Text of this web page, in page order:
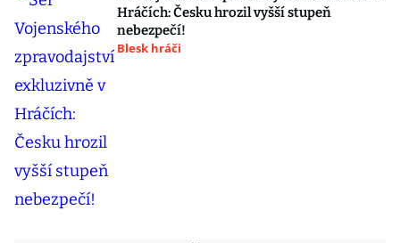
Hráčích: Česku hrozil vyšší stupeň
nebezpečí!
Blesk hráči